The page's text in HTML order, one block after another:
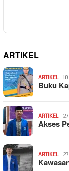
ARTIKEL
ARTIKEL
Buku
ARTIKEL
Akses
ARTIKEL